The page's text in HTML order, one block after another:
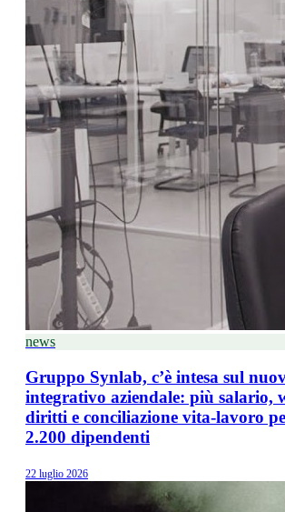
news
Gruppo Synlab, c’è intesa sul
integrativo aziendale: più salario,
diritti e conciliazione vita-lavoro
2.200 dipendenti
22 luglio 2026